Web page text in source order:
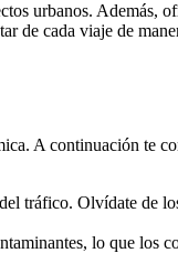
urbanos. Además,
de cada viaje de
A continuación te
tráfico. Olvídate de
lo que los